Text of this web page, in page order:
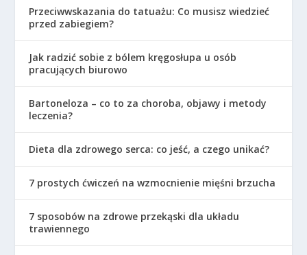
Przeciwwskazania do tatuażu: Co musisz wiedzieć
przed zabiegiem?
Jak radzić sobie z bólem kręgosłupa u osób
pracujących biurowo
Bartoneloza – co to za choroba, objawy i metody
leczenia?
Dieta dla zdrowego serca: co jeść, a czego unikać?
7 prostych ćwiczeń na wzmocnienie mięśni brzucha
7 sposobów na zdrowe przekąski dla układu
trawiennego